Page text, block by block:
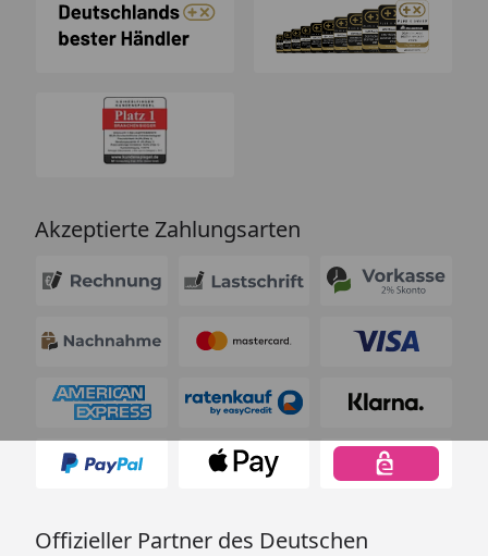
Akzeptierte Zahlungsarten
Offizieller Partner des Deutschen